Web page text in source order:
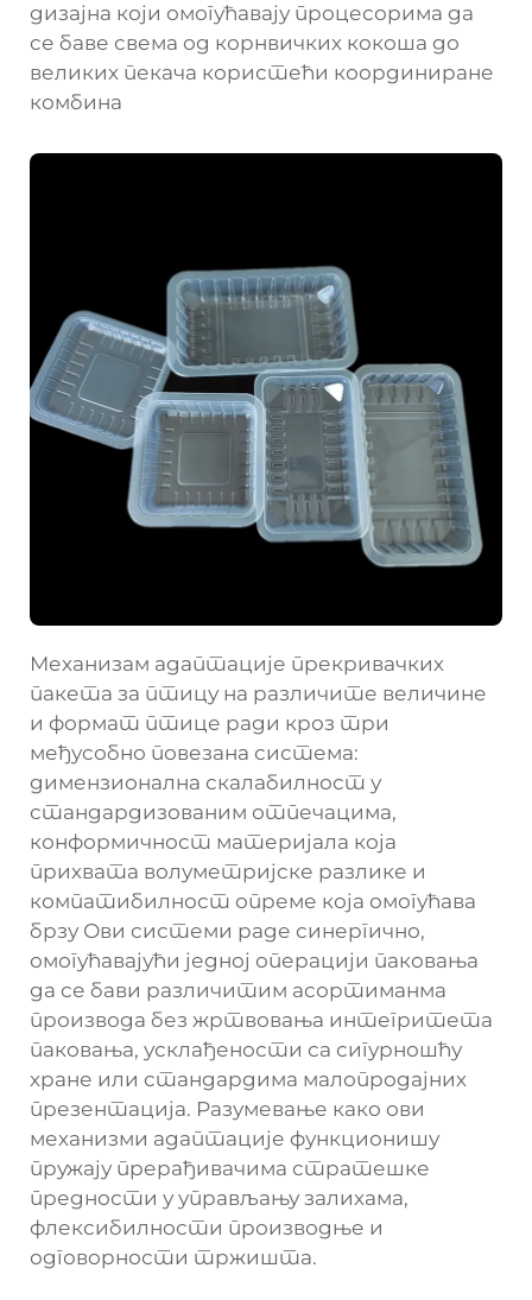
дизајна који омогућавају процесорима да
се баве свема од корнвичких кокоша до
великих пекача користећи координиране
комбина
Механизам адаптације прекривачких
пакета за птицу на различите величине
и формат птице ради кроз три
међусобно повезана система:
димензионална скалабилност у
стандардизованим отпечацима,
конформичност материјала која
прихвата волуметријске разлике и
компатибилност опреме која омогућава
брзу Ови системи раде синергично,
омогућавајући једној операцији паковања
да се бави различитим асортиманма
производа без жртвовања интегритета
паковања, усклађености са сигурношћу
хране или стандардима малопродајних
презентација. Разумевање како ови
механизми адаптације функционишу
пружају прерађивачима стратешке
предности у управљању залихама,
флексибилности производње и
одговорности тржишта.